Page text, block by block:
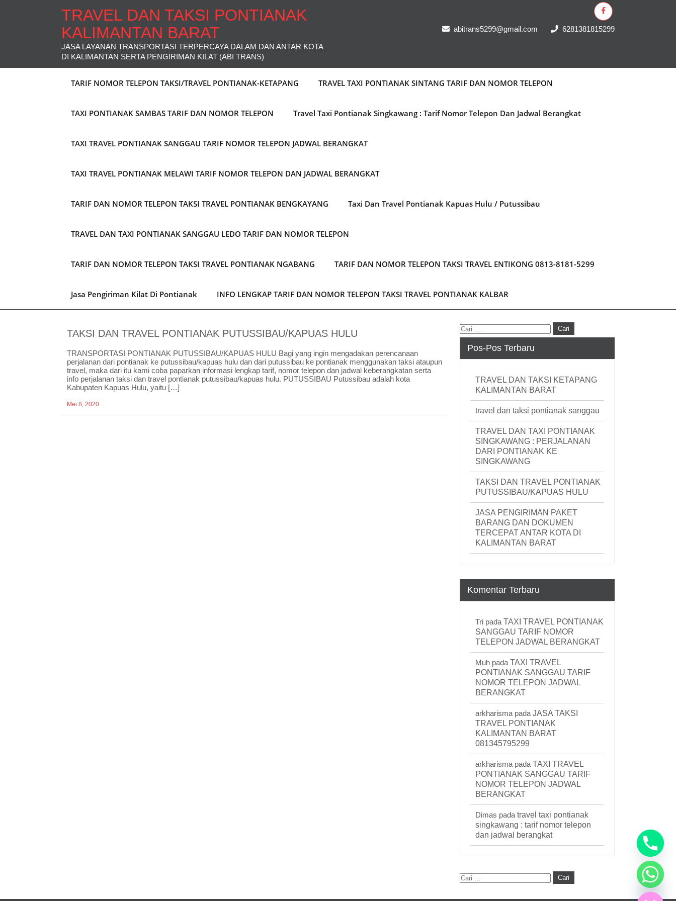
TRAVEL DAN TAKSI PONTIANAK
KALIMANTAN BARAT
JASA LAYANAN TRANSPORTASI TERPERCAYA DALAM DAN ANTAR KOTA
DI KALIMANTAN SERTA PENGIRIMAN KILAT (ABI TRANS)
abitrans5299@gmail.com 6281381815299
TARIF NOMOR TELEPON TAKSI/TRAVEL PONTIANAK-KETAPANG TRAVEL TAXI PONTIANAK SINTANG TARIF DAN NOMOR TELEPON
TAXI PONTIANAK SAMBAS TARIF DAN NOMOR TELEPON Travel Taxi Pontianak Singkawang : Tarif Nomor Telepon Dan Jadwal Berangkat
TAXI TRAVEL PONTIANAK SANGGAU TARIF NOMOR TELEPON JADWAL BERANGKAT
TAXI TRAVEL PONTIANAK MELAWI TARIF NOMOR TELEPON DAN JADWAL BERANGKAT
TARIF DAN NOMOR TELEPON TAKSI TRAVEL PONTIANAK BENGKAYANG Taxi Dan Travel Pontianak Kapuas Hulu / Putussibau
TRAVEL DAN TAXI PONTIANAK SANGGAU LEDO TARIF DAN NOMOR TELEPON
TARIF DAN NOMOR TELEPON TAKSI TRAVEL PONTIANAK NGABANG TARIF DAN NOMOR TELEPON TAKSI TRAVEL ENTIKONG 0813-8181-5299
Jasa Pengiriman Kilat Di Pontianak INFO LENGKAP TARIF DAN NOMOR TELEPON TAKSI TRAVEL PONTIANAK KALBAR
TAKSI DAN TRAVEL PONTIANAK PUTUSSIBAU/KAPUAS HULU
TRANSPORTASI PONTIANAK PUTUSSIBAU/KAPUAS HULU Bagi yang ingin mengadakan perencanaan
perjalanan dari pontianak ke putussibau/kapuas hulu dan dari putussibau ke pontianak menggunakan taksi ataupun
travel, maka dari itu kami coba paparkan informasi lengkap tarif, nomor telepon dan jadwal keberangkatan serta
info perjalanan taksi dan travel pontianak putussibau/kapuas hulu. PUTUSSIBAU Putussibau adalah kota
Kabupaten Kapuas Hulu, yaitu […]
Mei 8, 2020
Pos-Pos Terbaru
TRAVEL DAN TAKSI KETAPANG
KALIMANTAN BARAT
travel dan taksi pontianak sanggau
TRAVEL DAN TAXI PONTIANAK
SINGKAWANG : PERJALANAN
DARI PONTIANAK KE
SINGKAWANG
TAKSI DAN TRAVEL PONTIANAK
PUTUSSIBAU/KAPUAS HULU
JASA PENGIRIMAN PAKET
BARANG DAN DOKUMEN
TERCEPAT ANTAR KOTA DI
KALIMANTAN BARAT
Komentar Terbaru
Tri pada TAXI TRAVEL PONTIANAK
SANGGAU TARIF NOMOR
TELEPON JADWAL BERANGKAT
Muh pada TAXI TRAVEL
PONTIANAK SANGGAU TARIF
NOMOR TELEPON JADWAL
BERANGKAT
arkharisma pada JASA TAKSI
TRAVEL PONTIANAK
KALIMANTAN BARAT
081345795299
arkharisma pada TAXI TRAVEL
PONTIANAK SANGGAU TARIF
NOMOR TELEPON JADWAL
BERANGKAT
Dimas pada travel taxi pontianak
singkawang : tarif nomor telepon
dan jadwal berangkat
Hide chaty